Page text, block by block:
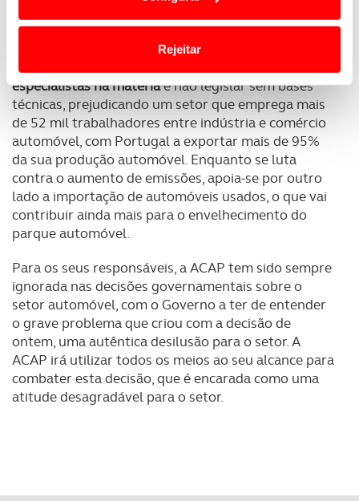
o acesso a informações durante a navegação no
personalizar conteúdos e anúncios, para lhe proporcionar
funcionalidades de redes sociais, bem como para
analisar dados de navegação no nosso website.
Adicionalmente partilhamos informação, relativa à sua
utilização do nosso site de publicidade e de análise, com
parceiros e organizações na UE e em países terceiros.
dados pessoais serão realizadas apenas com o seu
consentimento e quando tal se afigure estritamente
necessário no contexto dos serviços a prestar.
Realçamos que o bloqueio de certo tipo de Cookies e
tecnologias similares pode ter impacto na sua
experiência de navegação no Website e nos serviços
disponibilizados.
Rejeitar
dez vezes mais" dióxido de carbono para a
atmosfera.
Para os responsáveis pela ACAP, é
especialistas na matériae não legislar sem bases
técnicas, prejudicando um setor que emprega mais
de 52 mil trabalhadores entre indústria e comércio
automóvel, com Portugal a exportar mais de 95%
da sua produção automóvel. Enquanto se luta
contra o aumento de emissões, apoia-se por outro
lado a importação de automóveis usados, o que vai
contribuir ainda mais para o envelhecimento do
parque automóvel.
Para os seus responsáveis, a ACAP tem sido sempre
ignorada nas decisões governamentais sobre o
setor automóvel, com o Governo a ter de entender
o grave problema que criou com a decisão de
ontem, uma autêntica desilusão para o setor. A
ACAP irá utilizar todos os meios ao seu alcance para
combater esta decisão, que é encarada como uma
atitude desagradável para o setor.